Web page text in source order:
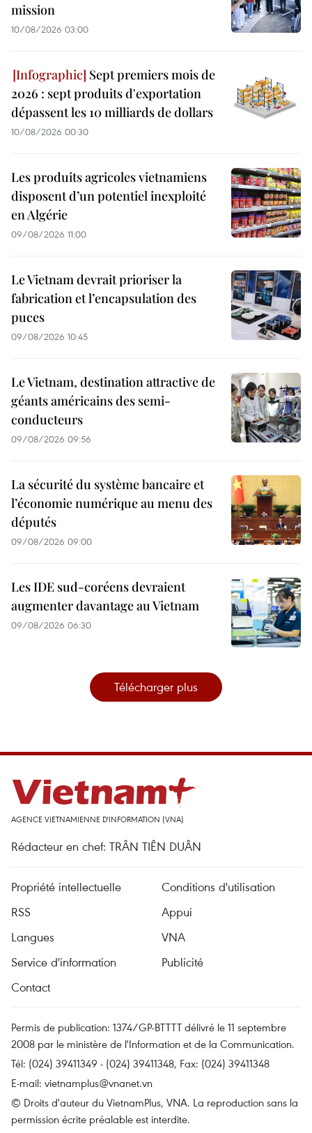
mission
10/08/2026 03:00
Sept premiers mois de
2026 : sept produits d'exportation
dépassent les 10 milliards de dollars
10/08/2026 00:30
Les produits agricoles vietnamiens
disposent d’un potentiel inexploité
en Algérie
09/08/2026 11:00
Le Vietnam devrait prioriser la
fabrication et l’encapsulation des
puces
09/08/2026 10:45
Le Vietnam, destination attractive de
géants américains des semi-
conducteurs
09/08/2026 09:56
La sécurité du système bancaire et
l’économie numérique au menu des
députés
09/08/2026 09:00
Les IDE sud-coréens devraient
augmenter davantage au Vietnam
09/08/2026 06:30
Télécharger plus
AGENCE VIETNAMIENNE D'INFORMATION (VNA)
Rédacteur en chef: TRÂN TIÊN DUÂN
Propriété intellectuelle
Conditions d'utilisation
RSS
Appui
Langues
VNA
Service d'information
Publicité
Contact
Permis de publication: 1374/GP-BTTTT délivré le 11 septembre
2008 par le ministère de l'Information et de la Communication.
Tél: (024) 39411349 - (024) 39411348, Fax: (024) 39411348
E-mail: vietnamplus@vnanet.vn
© Droits d'auteur du VietnamPlus, VNA. La reproduction sans la
permission écrite préalable est interdite.